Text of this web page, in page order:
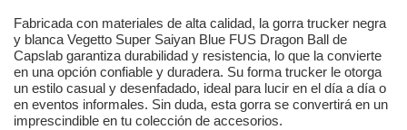
Fabricada con materiales de alta calidad, la gorra trucker negra
y blanca Vegetto Super Saiyan Blue FUS Dragon Ball de
Capslab garantiza durabilidad y resistencia, lo que la convierte
en una opción confiable y duradera. Su forma trucker le otorga
un estilo casual y desenfadado, ideal para lucir en el día a día o
en eventos informales. Sin duda, esta gorra se convertirá en un
imprescindible en tu colección de accesorios.